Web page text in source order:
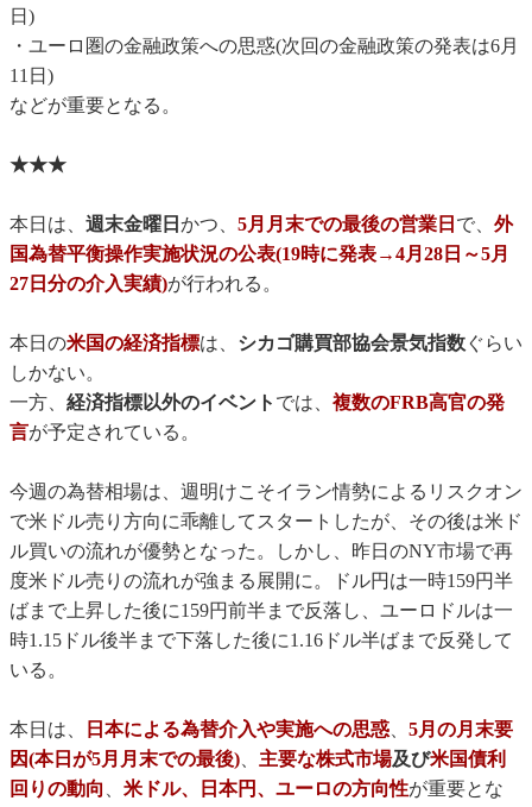
日)
・ユーロ圏の金融政策への思惑(次回の金融政策の発表は6月
11日)
などが重要となる。
★★★
本日は、 週末金曜日 かつ、 5月月末での最後の営業日 で、 外
国為替平衡操作実施状況の公表(19時に発表→4月28日～5月
27日分の介入実績)が行われる。
本日の米国の経済指標は、 シカゴ購買部協会景気指数ぐらい
しかない。
一方、 経済指標以外のイベント では、 複数のFRB高官の発
言が予定されている。
今週の為替相場は、週明けこそイラン情勢によるリスクオン
で米ドル売り方向に乖離してスタートしたが、その後は米ド
ル買いの流れが優勢となった。しかし、昨日のNY市場で再
度米ドル売りの流れが強まる展開に。ドル円は一時159円半
ばまで上昇した後に159円前半まで反落し、ユーロドルは一
時1.15ドル後半まで下落した後に1.16ドル半ばまで反発して
いる。
本日は、 日本による為替介入や実施への思惑、 5月の月末要
因(本日が5月月末での最後)、 主要な株式市場及び米国債利
回りの動向 、 米ドル、日本円、ユーロの方向性が重要とな